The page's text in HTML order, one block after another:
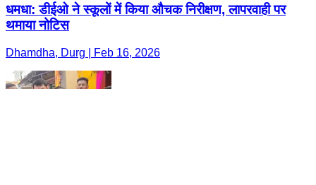
धमधा: डीईओ ने स्कूलों में किया औचक निरीक्षण, लापरवाही पर
थमाया नोटिस
Dhamdha, Durg | Feb 16, 2026